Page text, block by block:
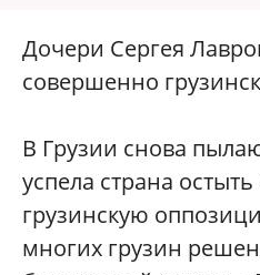
Дочери Сергея
совершенно
В Грузии снова
успела страна
грузинскую
многих грузин